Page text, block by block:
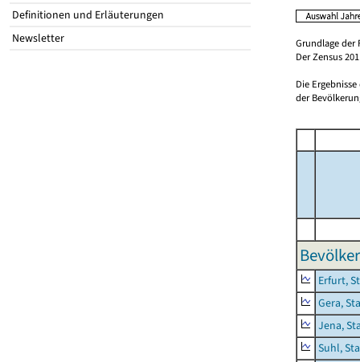
Definitionen und Erläuterungen
Newsletter
Grundlage der
Der Zensus
Die
der
Erfurt,
Gera,
Jena,
Suhl,